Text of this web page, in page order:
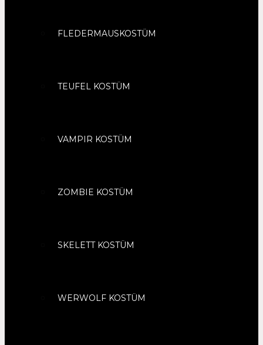
FLEDERMAUSKOSTÜM
TEUFEL KOSTÜM
VAMPIR KOSTÜM
ZOMBIE KOSTÜM
SKELETT KOSTÜM
WERWOLF KOSTÜM